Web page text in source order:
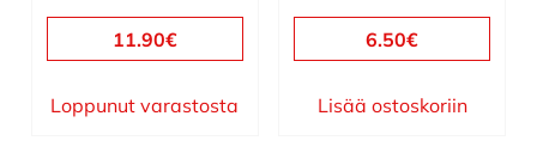
11.90€
Loppunut varastosta
6.50€
Lisää ostoskoriin